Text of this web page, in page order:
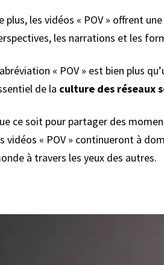
plus, les vidéos « POV » offrent
les narrations et les
« POV » est bien plus
de la culture des réseaux
ce soit pour partager des
vidéos « POV » continueront à
à travers les yeux des autres.